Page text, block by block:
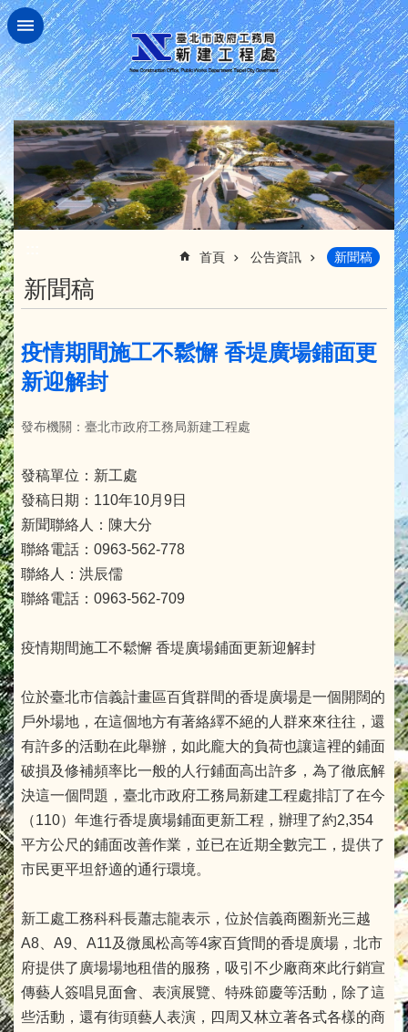
跳到主要內容區塊
首頁 公告資訊 新聞稿
新聞稿
疫情期間施工不鬆懈 香堤廣場鋪面更
新迎解封
發布機關：臺北市政府工務局新建工程處
發稿單位：新工處
發稿日期：110年10月9日
新聞聯絡人：陳大分
聯絡電話：0963-562-778
聯絡人：洪辰儒
聯絡電話：0963-562-709
疫情期間施工不鬆懈 香堤廣場鋪面更新迎解封
位於臺北市信義計畫區百貨群間的香堤廣場是一個開闊的
戶外場地，在這個地方有著絡繹不絕的人群來來往往，還
有許多的活動在此舉辦，如此龐大的負荷也讓這裡的鋪面
破損及修補頻率比一般的人行鋪面高出許多，為了徹底解
決這一個問題，臺北市政府工務局新建工程處排訂了在今
（110）年進行香堤廣場鋪面更新工程，辦理了約2,354
平方公尺的鋪面改善作業，並已在近期全數完工，提供了
市民更平坦舒適的通行環境。
新工處工務科科長蕭志龍表示，位於信義商圈新光三越
A8、A9、A11及微風松高等4家百貨間的香堤廣場，北市
府提供了廣場場地租借的服務，吸引不少廠商來此行銷宣
傳藝人簽唱見面會、表演展覽、特殊節慶等活動，除了這
些活動，還有街頭藝人表演，四周又林立著各式各樣的商